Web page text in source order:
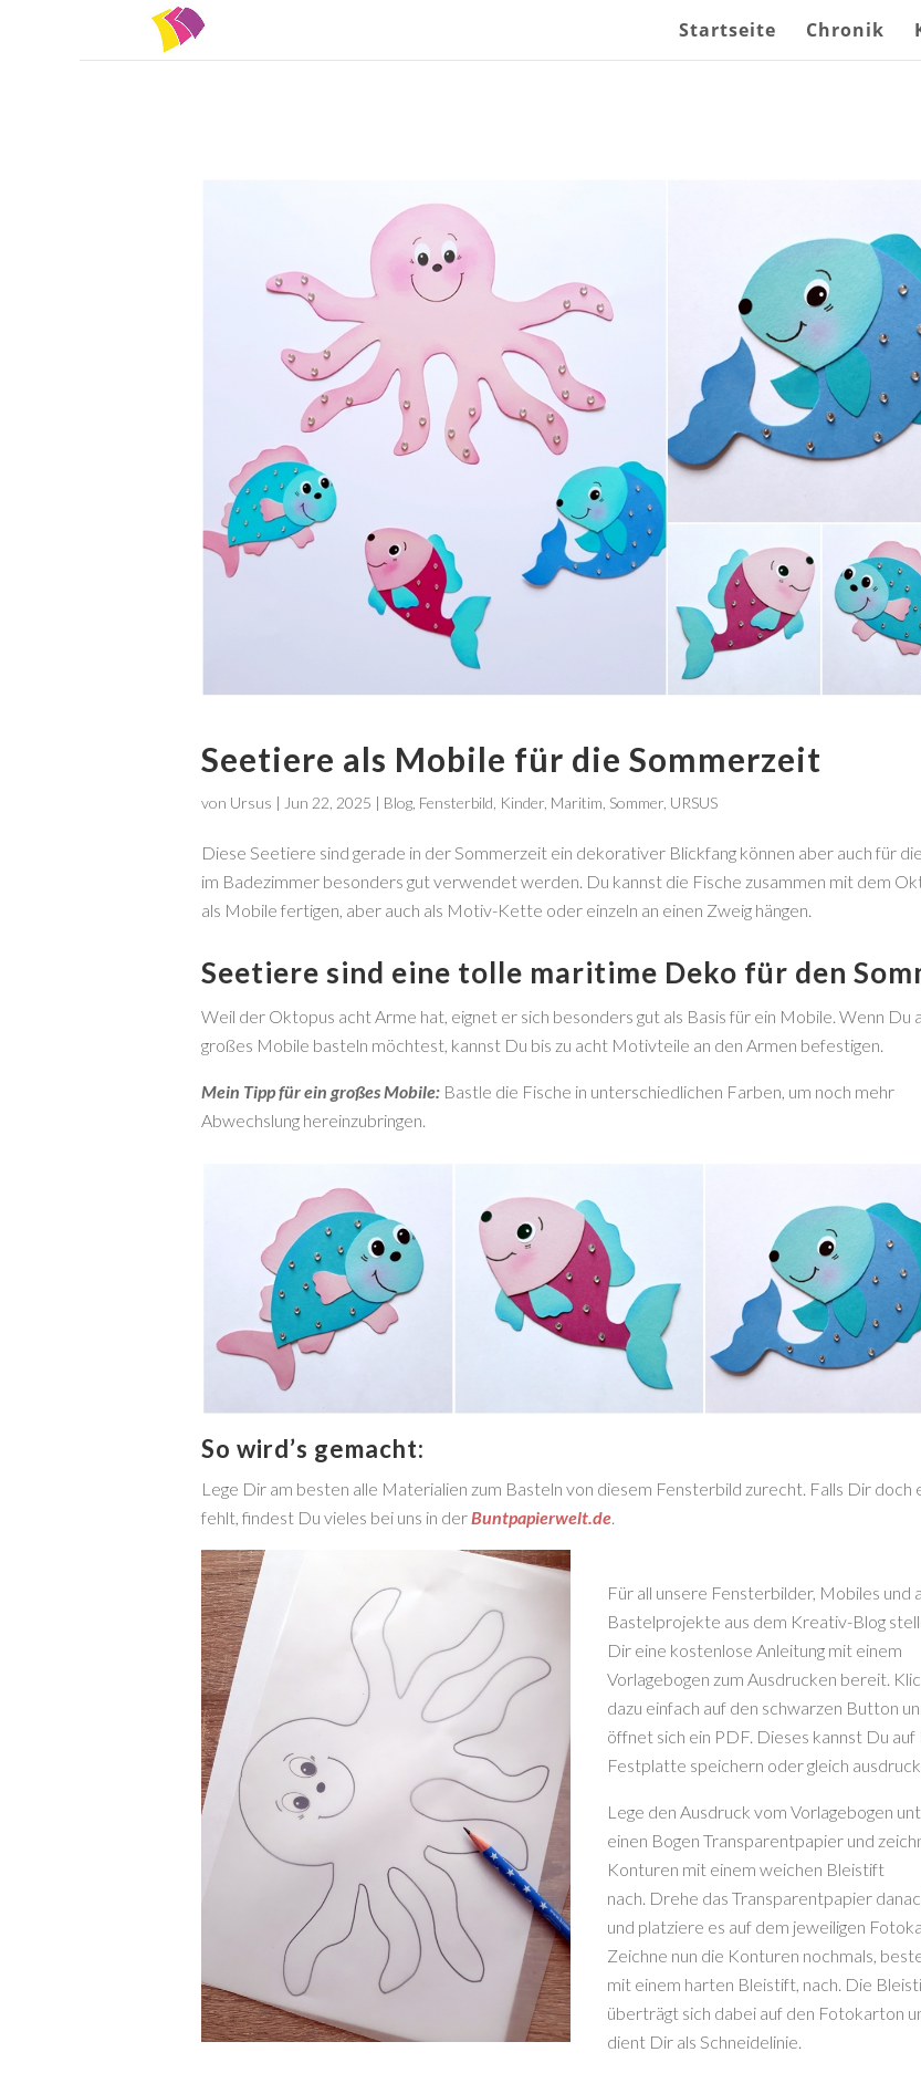
Startseite Chronik
Seetiere als Mobile für die Sommerzeit
von Ursus | Jun 22, 2025 | Blog Fensterbild Kinder Maritim Sommer URSUS
Diese Seetiere sind gerade in der Sommerzeit ein dekorativer Blickfang können aber auch für
im Badezimmer besonders gut verwendet werden. Du kannst die Fische zusammen mit dem
als Mobile fertigen, aber auch als Motiv-Kette oder einzeln an einen Zweig hängen.
Seetiere sind eine tolle maritime Deko für den
Weil der Oktopus acht Arme hat, eignet er sich besonders gut als Basis für ein Mobile. Wenn Du
großes Mobile basteln möchtest, kannst Du bis zu acht Motivteile an den Armen befestigen.
Mein Tipp für ein großes Mobile: Bastle die Fische in unterschiedlichen Farben, um noch mehr
Abwechslung hereinzubringen.
So wird’s gemacht:
Lege Dir am besten alle Materialien zum Basteln von diesem Fensterbild zurecht. Falls Dir doch
fehlt, findest Du vieles bei uns in derBuntpapierwelt.de.
Für all unsere Fensterbilder, Mobiles und
Bastelprojekte aus dem Kreativ-Blog
Dir eine kostenlose Anleitung mit einem
Vorlagebogen zum Ausdrucken bereit.
dazu einfach auf den schwarzen Button
öffnet sich ein PDF. Dieses kannst Du
Festplatte speichern oder gleich
Lege den Ausdruck vom Vorlagebogen
einen Bogen Transparentpapier und
Konturen mit einem weichen Bleistift
nach. Drehe das Transparentpapier
und platziere es auf dem jeweiligen
Zeichne nun die Konturen nochmals,
mit einem harten Bleistift, nach. Die
überträgt sich dabei auf den Fotokarton
dient Dir als Schneidelinie.